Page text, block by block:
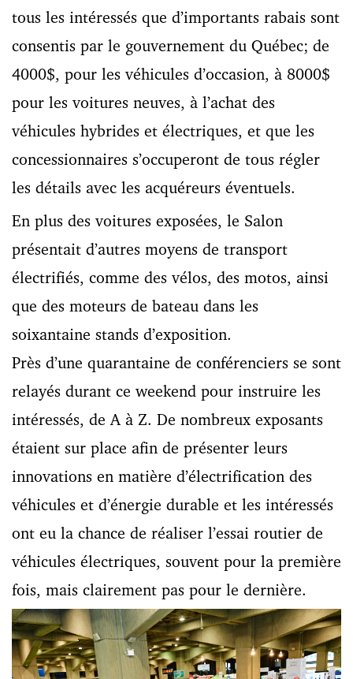
tous les intéressés que d’importants rabais sont
consentis par le gouvernement du Québec; de
4000$, pour les véhicules d’occasion, à 8000$
pour les voitures neuves, à l’achat des
véhicules hybrides et électriques, et que les
concessionnaires s’occuperont de tous régler
les détails avec les acquéreurs éventuels.
En plus des voitures exposées, le Salon
présentait d’autres moyens de transport
électrifiés, comme des vélos, des motos, ainsi
que des moteurs de bateau dans les
soixantaine stands d’exposition.
Près d’une quarantaine de conférenciers se sont
relayés durant ce weekend pour instruire les
intéressés, de A à Z. De nombreux exposants
étaient sur place afin de présenter leurs
innovations en matière d’électrification des
véhicules et d’énergie durable et les intéressés
ont eu la chance de réaliser l’essai routier de
véhicules électriques, souvent pour la première
fois, mais clairement pas pour le dernière.